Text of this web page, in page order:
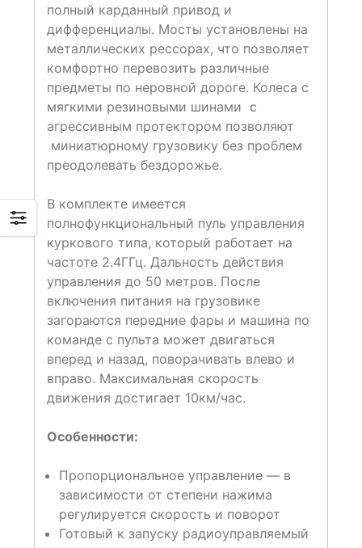
полный карданный привод и
дифференциалы. Мосты установлены на
металлических рессорах, что позволяет
комфортно перевозить различные
предметы по неровной дороге. Колеса с
мягкими резиновыми шинами с
агрессивным протектором позволяют
миниатюрному грузовику без проблем
преодолевать бездорожье.
В комплекте имеется
полнофункциональный пуль управления
куркового типа, который работает на
частоте 2.4ГГц. Дальность действия
управления до 50 метров. После
включения питания на грузовике
загораются передние фары и машина по
команде с пульта может двигаться
вперед и назад, поворачивать влево и
вправо. Максимальная скорость
движения достигает 10км/час.
Особенности:
Пропорциональное управление — в
зависимости от степени нажима
регулируется скорость и поворот
Готовый к запуску радиоуправляемый